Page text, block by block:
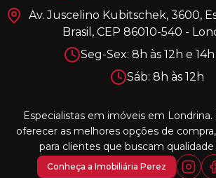
Av. Juscelino Kubitschek, 3600,
Brasil, CEP 86010-540 -
Seg-Sex: 8h às 12h e 14h
Sáb: 8h às 12h
Especialistas em imóveis em Londrina.
oferecer as melhores opções de
para clientes que buscam
Conheça a Imobiliária Perez